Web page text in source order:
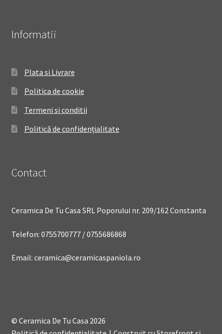
Informatii
Plata si Livrare
Politica de cookie
Termeni si conditii
Politică de confidențialitate
Contact
Ceramica De Tu Casa SRL Poporului nr. 209/162 Constanta
Telefon: 0755700777 / 0755686868
Email: ceramica@ceramicaspaniola.ro
© Ceramica De Tu Casa 2026